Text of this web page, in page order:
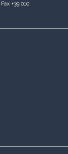
Fax +39 010